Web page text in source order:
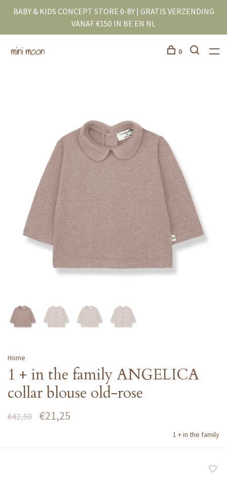
BABY & KIDS CONCEPT STORE 0-8Y | GRATIS VERZENDING
VANAF €150 IN BE EN NL
0
Home
1 + in the family ANGELICA
collar blouse old-rose
€42,50 €21,25
1 + in the family